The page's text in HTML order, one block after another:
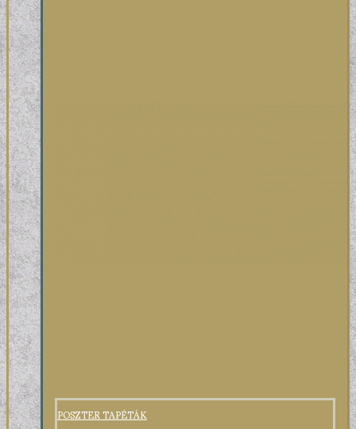
POSZTER TAPÉTÁK